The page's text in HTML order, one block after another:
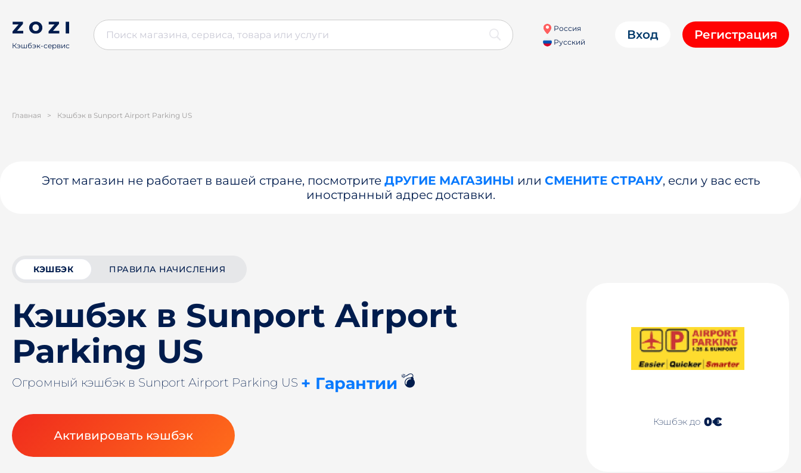
Кэшбэк-сервис
Россия
Русский
Вход Регистрация
Главная > Кэшбэк в Sunport Airport Parking US
Этот магазин не работает в вашей стране, посмотрите ДРУГИЕ МАГАЗИНЫ или СМЕНИТЕ СТРАНУ, если у вас есть
иностранный адрес доставки.
КЭШБЭК ПРАВИЛА НАЧИСЛЕНИЯ
Кэшбэк в Sunport Airport
Parking US
Огромный кэшбэк в Sunport Airport Parking US + Гарантии 💣
Активировать кэшбэк
Кэшбэк до 0€